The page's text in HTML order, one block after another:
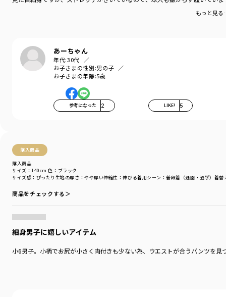
もっと見
あーちゃん
年代:30代
お子さまの性別:男の子
お子さまの年齢:5歳
参考になった 2 LIKE! 5
購入商品
購入商品
サイズ感 ：ぴったり 生地の厚さ ：やや厚い伸縮性 ：伸びる着用シーン ：普段着（通園・通学） 着替
サイズ：140cm 色：ブラック
商品をチェックする＞
細身男子に嬉しいアイテム
小6男子。小柄でお尻が小さく肉付きも少ない為、ウエストが合うパンツを